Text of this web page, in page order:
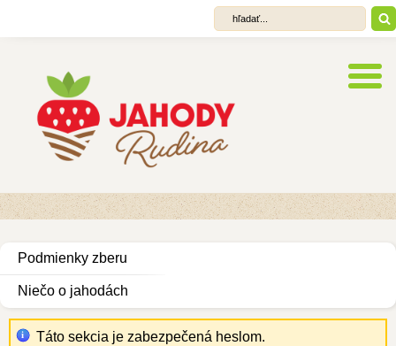
Podmienky zberu
Niečo o jahodách
Táto sekcia je zabezpečená heslom.